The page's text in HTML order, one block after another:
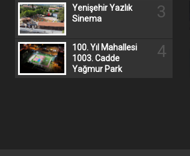
Yenişehir Yazlık
Sinema
3
100. Yıl Mahallesi
1003. Cadde
Yağmur Park
4